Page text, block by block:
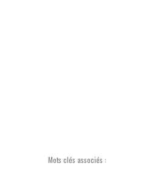
Mots clés associés :